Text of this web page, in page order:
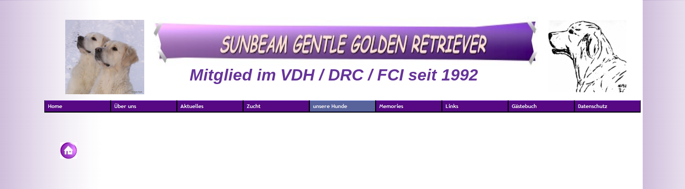
Mitglied im VDH / DRC / FCI seit 1992